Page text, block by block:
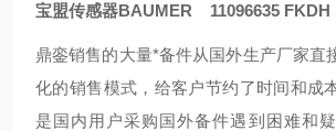
宝盟传感器BAUMER 11096635 FKDH
鼎銮销售的大量*备件从国外生产厂家直
化的销售模式，给客户节约了时间和成
是国内用户采购国外备件遇到困难和